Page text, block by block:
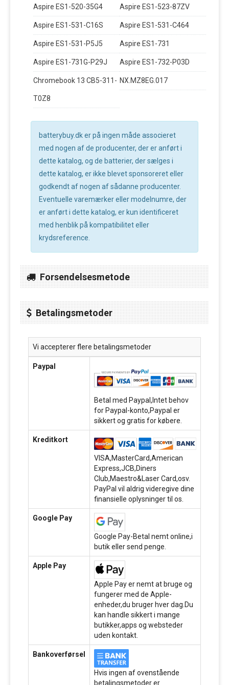
Aspire ES1-520-35G4 Aspire ES1-523-87ZV
Aspire ES1-531-C16S Aspire ES1-531-C464
Aspire ES1-531-P5J5 Aspire ES1-731
Aspire ES1-731G-P29J Aspire ES1-732-P03D
Chromebook 13 CB5-311-
T0Z8
NX.MZ8EG.017
batterybuy.dk er på ingen måde associeret
med nogen af de producenter, der er anført i
dette katalog, og de batterier, der sælges i
dette katalog, er ikke blevet sponsoreret eller
godkendt af nogen af sådanne producenter.
Eventuelle varemærker eller modelnumre, der
er anført i dette katalog, er kun identificeret
med henblik på kompatibilitet eller
krydsreference.
Forsendelsesmetode
Betalingsmetoder
Vi accepterer flere betalingsmetoder
Paypal
Betal med Paypal,Intet behov
for Paypal-konto,Paypal er
sikkert og gratis for købere.
Kreditkort
VISA,MasterCard,American
Express,JCB,Diners
Club,Maestro&Laser Card,osv.
PayPal vil aldrig videregive dine
finansielle oplysninger til os.
Google Pay
Google Pay-Betal nemt online,i
butik eller send penge.
Apple Pay
Apple Pay er nemt at bruge og
fungerer med de Apple-
enheder,du bruger hver dag.Du
kan handle sikkert i mange
butikker,apps og websteder
uden kontakt.
Bankoverførsel
Hvis ingen af ovenstående
betalingsmetoder er